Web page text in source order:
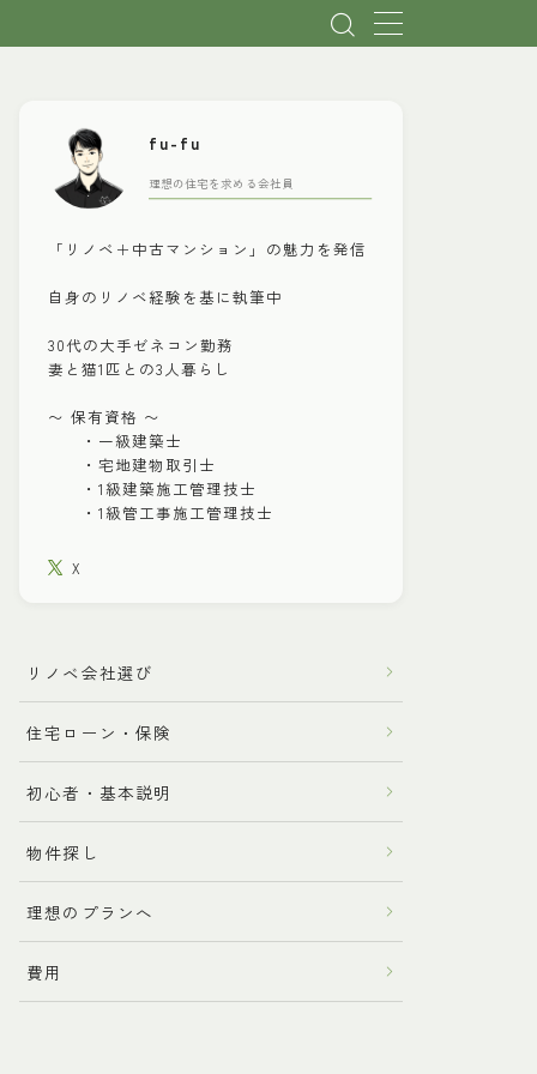
fu-fu
理想の住宅を求める会社員
「リノベ＋中古マンション」の魅力を発信
自身のリノベ経験を基に執筆中
30代の大手ゼネコン勤務
妻と猫1匹との3人暮らし
〜 保有資格 〜
・一級建築士
・宅地建物取引士
・1級建築施工管理技士
・1級管工事施工管理技士
X
リノベ会社選び
住宅ローン・保険
初心者・基本説明
物件探し
理想のプランへ
費用